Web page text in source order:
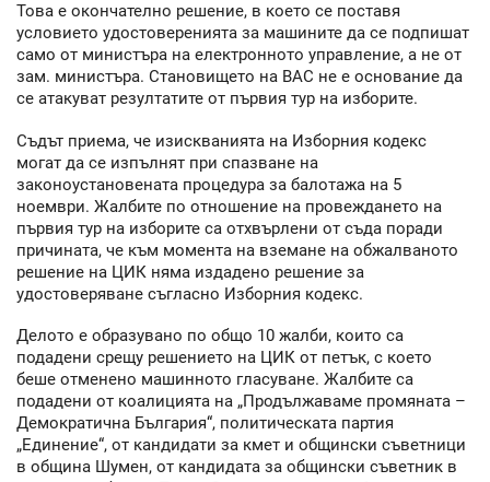
Това е окончателно решение, в което се поставя
условието удостоверенията за машините да се подпишат
само от министъра на електронното управление, а не от
зам. министъра. Становището на ВАС не е основание да
се атакуват резултатите от първия тур на изборите.
Съдът приема, че изискванията на Изборния кодекс
могат да се изпълнят при спазване на
законоустановената процедура за балотажа на 5
ноември. Жалбите по отношение на провеждането на
първия тур на изборите са отхвърлени от съда поради
причината, че към момента на вземане на обжалваното
решение на ЦИК няма издадено решение за
удостоверяване съгласно Изборния кодекс.
Делото е образувано по общо 10 жалби, които са
подадени срещу решението на ЦИК от петък, с което
беше отменено машинното гласуване. Жалбите са
подадени от коалицията на „Продължаваме промяната –
Демократична България“, политическата партия
„Единение“, от кандидати за кмет и общински съветници
в община Шумен, от кандидата за общински съветник в